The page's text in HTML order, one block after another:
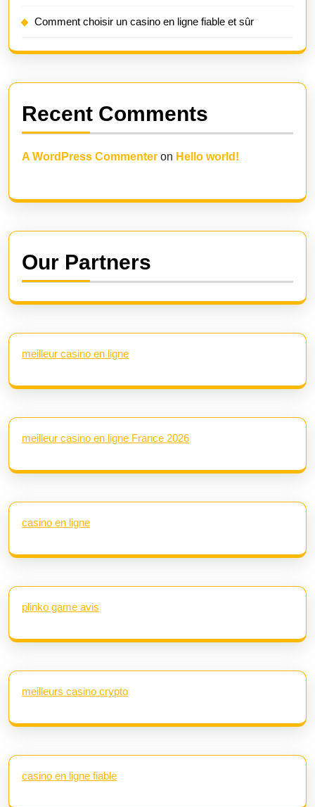
Comment choisir un casino en ligne fiable et sûr
Recent Comments
A WordPress Commenter on Hello world!
Our Partners
meilleur casino en ligne
meilleur casino en ligne France 2026
casino en ligne
plinko game avis
meilleurs casino crypto
casino en ligne fiable